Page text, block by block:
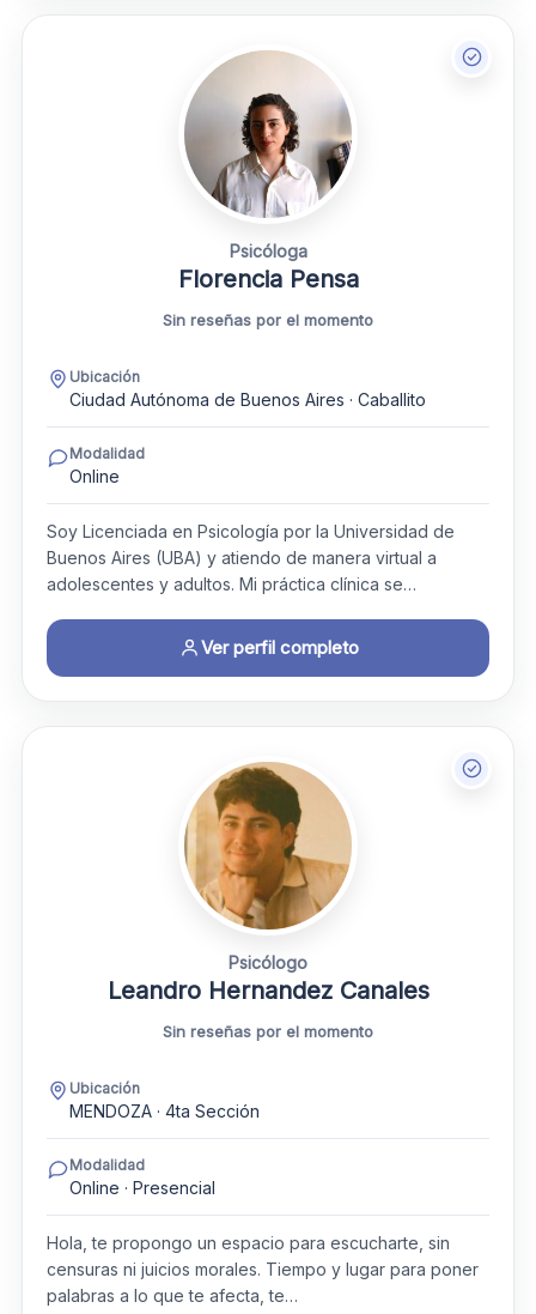
Psicóloga
Florencia Pensa
Sin reseñas por el momento
Ubicación
Ciudad Autónoma de Buenos Aires · Caballito
Modalidad
Online
Soy Licenciada en Psicología por la Universidad de
Buenos Aires (UBA) y atiendo de manera virtual a
adolescentes y adultos. Mi práctica clínica se…
Ver perfil completo
Psicólogo
Leandro Hernandez Canales
Sin reseñas por el momento
Ubicación
MENDOZA · 4ta Sección
Modalidad
Online · Presencial
Hola, te propongo un espacio para escucharte, sin
censuras ni juicios morales. Tiempo y lugar para poner
palabras a lo que te afecta, te…